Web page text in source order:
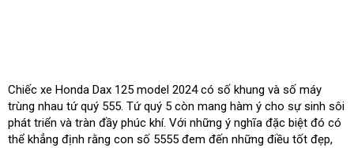
Chiếc xe Honda Dax 125 model 2024 có số khung và số máy
trùng nhau tứ quý 555. Tứ quý 5 còn mang hàm ý cho sự sinh sôi
phát triển và tràn đầy phúc khí. Với những ý nghĩa đặc biệt đó có
thể khẳng định rằng con số 5555 đem đến những điều tốt đẹp,